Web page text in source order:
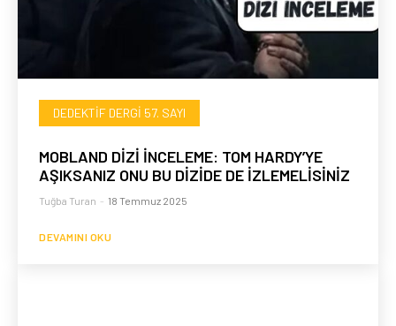
DEDEKTIF DERGI 57. SAYI
MOBLAND DİZİ İNCELEME: TOM HARDY’YE
AŞIKSANIZ ONU BU DİZİDE DE İZLEMELİSİNİZ
Tuğba Turan - 18 Temmuz 2025
DEVAMINI OKU